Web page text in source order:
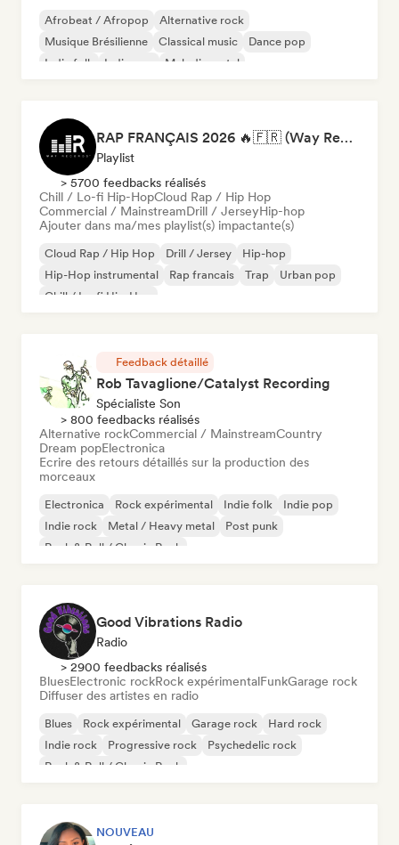
Afrobeat / Afropop
Alternative rock
Musique Brésilienne
Classical music
Dance pop
Indie folk
Indie pop Melodic metal
RAP FRANÇAIS 2026 🔥🇫🇷 (Way Records)
Playlist
> 5700 feedbacks réalisés
Chill / Lo-fi Hip-HopCloud Rap / Hip Hop
Commercial / MainstreamDrill / JerseyHip-hop
Ajouter dans ma/mes playlist(s) impactante(s)
Cloud Rap / Hip Hop Drill / Jersey
Hip-hop
Hip-Hop instrumental
Rap francais Trap
Urban pop
Chill / Lo-fi Hip-Hop
Feedback détaillé
Rob Tavaglione/Catalyst Recording
Spécialiste Son
> 800 feedbacks réalisés
Alternative rockCommercial / MainstreamCountry
Dream popElectronica
Ecrire des retours détaillés sur la production des
morceaux
Electronica Rock expérimental Indie folk
Indie pop
Indie rock
Metal / Heavy metal
Post punk
Rock & Roll / Classic Rock
Good Vibrations Radio
Radio
> 2900 feedbacks réalisés
BluesElectronic rockRock expérimentalFunkGarage rock
Diffuser des artistes en radio
Blues Rock expérimental Garage rock
Hard rock
Indie rock
Progressive rock
Psychedelic rock
Rock & Roll / Classic Rock
NOUVEAU